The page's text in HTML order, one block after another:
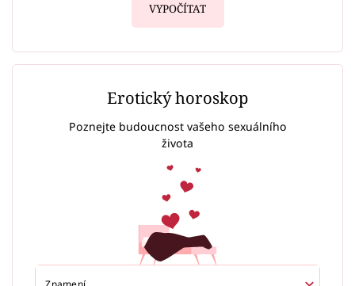
VYPOČÍTAT
Erotický horoskop
Poznejte budoucnost vašeho sexuálního
života